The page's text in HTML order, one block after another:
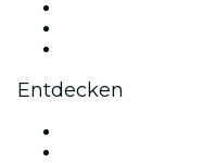
Entdecken